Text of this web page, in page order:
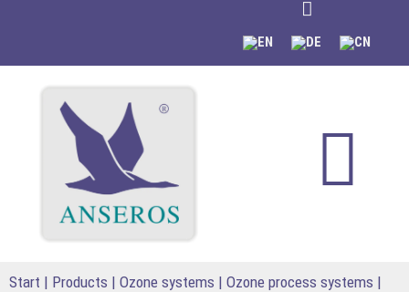
Start | Products | Ozone systems | Ozone process systems |